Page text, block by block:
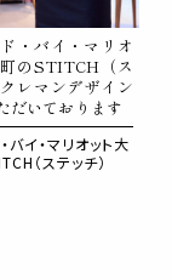
・バイ・マリオ
のSTITCH（ス
レマンデザイン
だいております
バイ・マリオット大
（ステッチ）